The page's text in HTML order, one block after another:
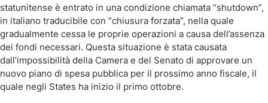
statunitense è entrato in una condizione chiamata “shutdown”,
in italiano traducibile con “chiusura forzata”, nella quale
gradualmente cessa le proprie operazioni a causa dell’assenza
dei fondi necessari. Questa situazione è stata causata
dall’impossibilità della Camera e del Senato di approvare un
nuovo piano di spesa pubblica per il prossimo anno fiscale, il
quale negli States ha inizio il primo ottobre.